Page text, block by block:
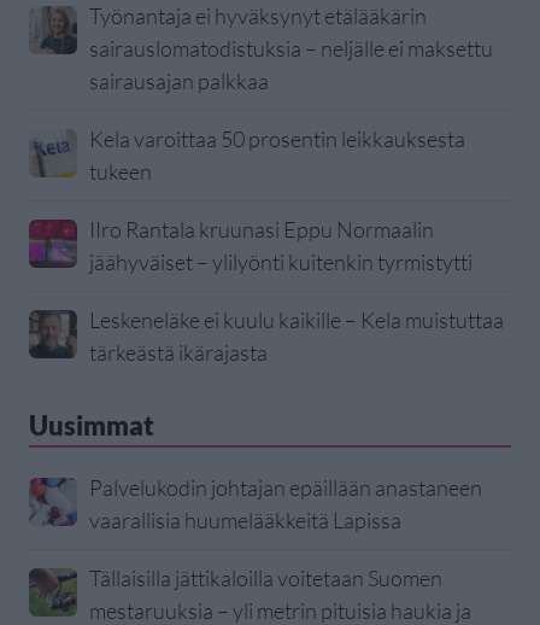
Työnantaja ei hyväksynyt etälääkärin
sairauslomatodistuksia – neljälle ei maksettu
sairausajan palkkaa
Kela varoittaa 50 prosentin leikkauksesta
tukeen
IIro Rantala kruunasi Eppu Normaalin
jäähyväiset – ylilyönti kuitenkin tyrmistytti
Leskeneläke ei kuulu kaikille – Kela muistuttaa
tärkeästä ikärajasta
Uusimmat
Palvelukodin johtajan epäillään anastaneen
vaarallisia huumelääkkeitä Lapissa
Tällaisilla jättikaloilla voitetaan Suomen
mestaruuksia – yli metrin pituisia haukia ja